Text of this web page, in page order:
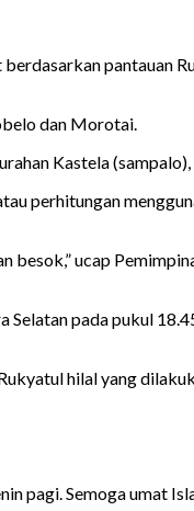
pantauan
dan Morotai.
Kastela (sampalo),
perhitungan
ucap
pada pukul
hilal yang
pagi. Semoga umat